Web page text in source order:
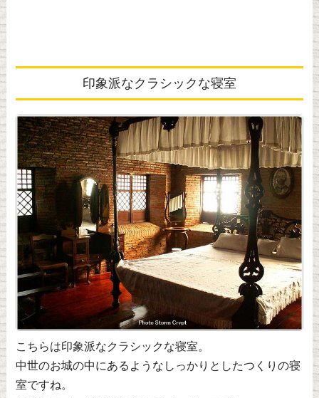
印象派なクラシックな寝室
こちらは印象派なクラシックな寝室。
中世のお城の中にあるようなしっかりとしたつくりの寝
室ですね。